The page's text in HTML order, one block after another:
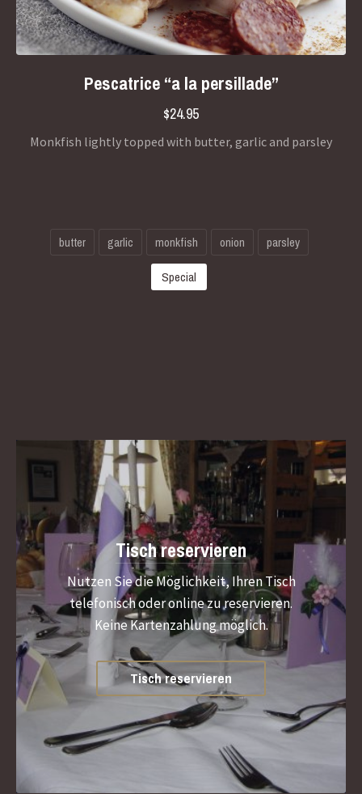
Pescatrice “a la persillade”
$24.95
Monkfish lightly topped with butter, garlic and parsley
butter garlic monkfish onion parsley
Special
Tisch reservieren
Nutzen Sie die Möglichkeit, Ihren Tisch
telefonisch oder online zu reservieren.
Keine Kartenzahlung möglich.
Tisch reservieren